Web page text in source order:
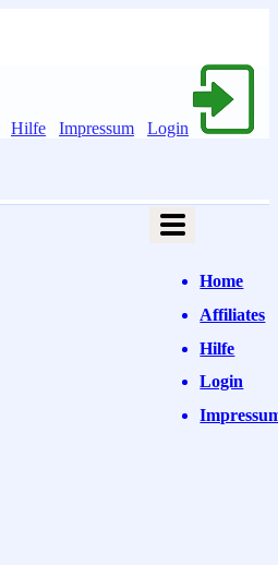
Hilfe Impressum Login
Home
Affiliates
Hilfe
Login